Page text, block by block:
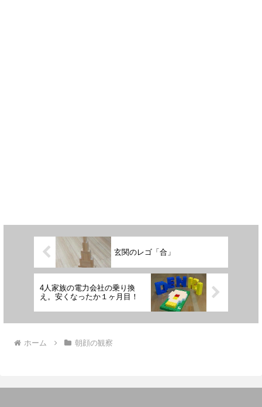
玄関のレゴ「合」
4人家族の電力会社の乗り換
え。安くなったか１ヶ月目！
ホーム 朝顔の観察